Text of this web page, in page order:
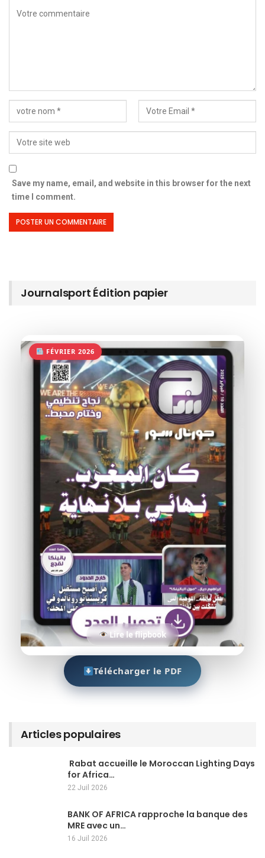
Save my name, email, and website in this browser for the next
time I comment.
Journalsport Édition papier
FÉVRIER 2026
Lire le flipbook
Télécharger le PDF
Articles populaires
Rabat accueille le Moroccan Lighting Days
for Africa…
22 Juil 2026
BANK OF AFRICA rapproche la banque des
MRE avec un…
16 Juil 2026